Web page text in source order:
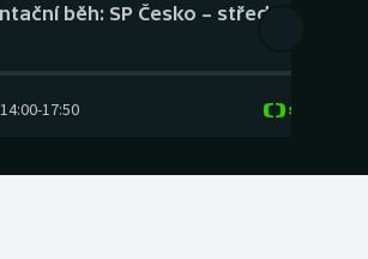
běh: SP Česko – střední trať
14:00-17:50